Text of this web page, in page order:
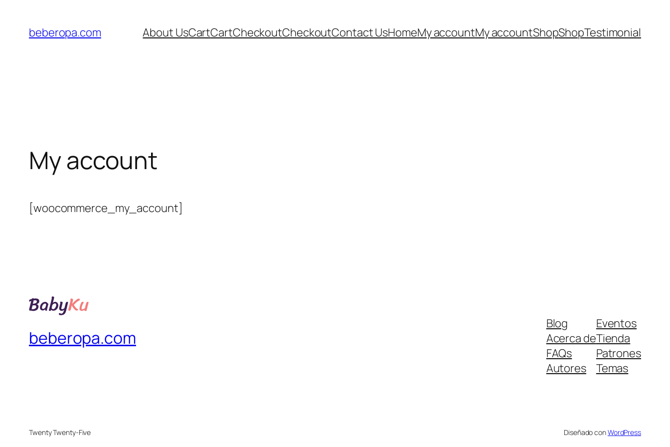
contenido
beberopa.com About UsCartCartCheckoutCheckoutContact UsHomeMy accountMy accountShopShopTestimonial
My account
[woocommerce_my_account]
beberopa.com
Blog
Acerca de
FAQs
Autores
Eventos
Tienda
Patrones
Temas
Twenty Twenty-Five Diseñado conWordPress